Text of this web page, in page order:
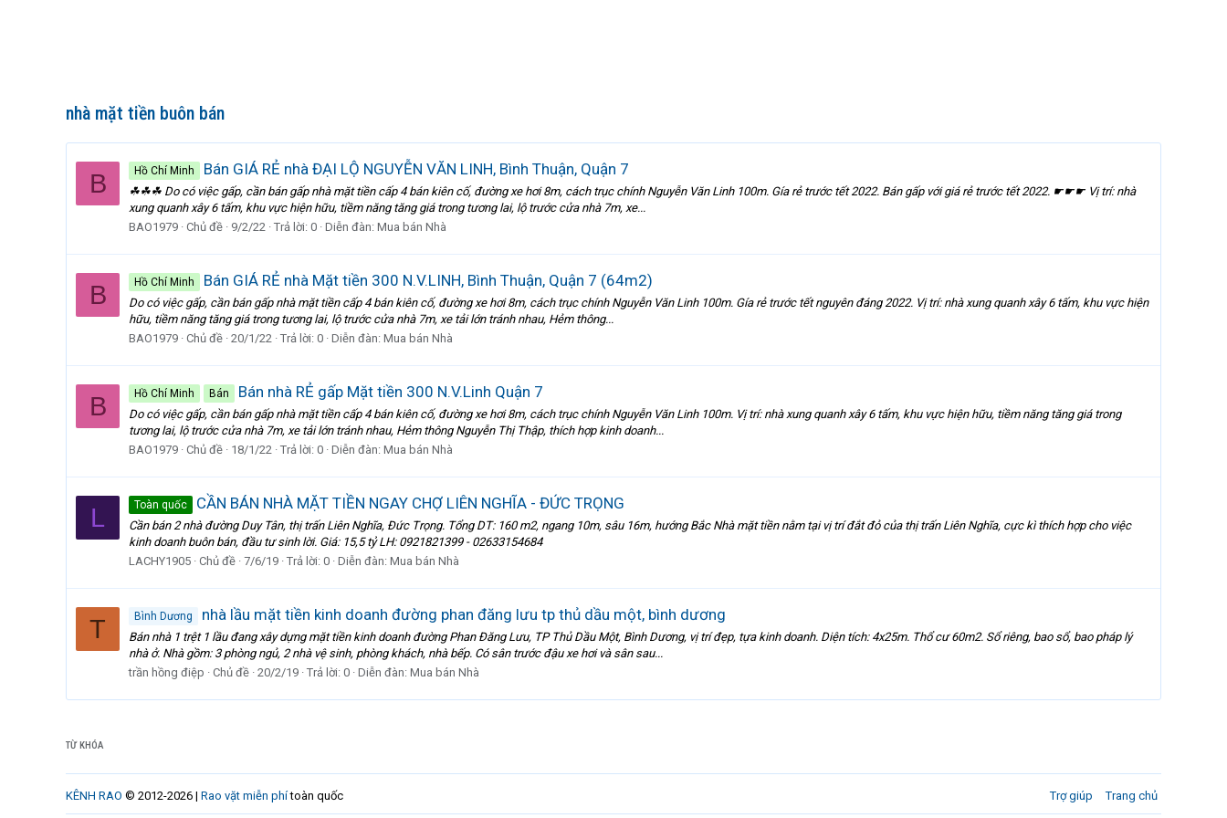
nhà mặt tiền buôn bán
B Hồ Chí Minh Bán GIÁ RẺ nhà ĐẠI LỘ NGUYỄN VĂN LINH, Bình Thuận, Quận 7
☘☘☘ Do có việc gấp, cần bán gấp nhà mặt tiền cấp 4 bán kiên cố, đường xe hơi 8m, cách trục chính Nguyễn Văn Linh 100m. Gía rẻ trước tết 2022. Bán gấp với giá rẻ trước tết 2022. ☛☛☛ Vị trí: nhà
xung quanh xây 6 tấm, khu vực hiện hữu, tiềm năng tăng giá trong tương lai, lộ trước cửa nhà 7m, xe...
BAO1979 Chủ đề 9/2/22 Trả lời: 0 Diễn đàn: Mua bán Nhà
B Hồ Chí Minh Bán GIÁ RẺ nhà Mặt tiền 300 N.V.LINH, Bình Thuận, Quận 7 (64m2)
Do có việc gấp, cần bán gấp nhà mặt tiền cấp 4 bán kiên cố, đường xe hơi 8m, cách trục chính Nguyễn Văn Linh 100m. Gía rẻ trước tết nguyên đáng 2022. Vị trí: nhà xung quanh xây 6 tấm, khu vực hiện
hữu, tiềm năng tăng giá trong tương lai, lộ trước cửa nhà 7m, xe tải lớn tránh nhau, Hẻm thông...
BAO1979 Chủ đề 20/1/22 Trả lời: 0 Diễn đàn: Mua bán Nhà
B Hồ Chí Minh Bán Bán nhà RẺ gấp Mặt tiền 300 N.V.Linh Quận 7
Do có việc gấp, cần bán gấp nhà mặt tiền cấp 4 bán kiên cố, đường xe hơi 8m, cách trục chính Nguyễn Văn Linh 100m. Vị trí: nhà xung quanh xây 6 tấm, khu vực hiện hữu, tiềm năng tăng giá trong
tương lai, lộ trước cửa nhà 7m, xe tải lớn tránh nhau, Hẻm thông Nguyễn Thị Thập, thích hợp kinh doanh...
BAO1979 Chủ đề 18/1/22 Trả lời: 0 Diễn đàn: Mua bán Nhà
L Toàn quốc CẦN BÁN NHÀ MẶT TIỀN NGAY CHỢ LIÊN NGHĨA - ĐỨC TRỌNG
Cần bán 2 nhà đường Duy Tân, thị trấn Liên Nghĩa, Đức Trọng. Tổng DT: 160 m2, ngang 10m, sâu 16m, hướng Bắc Nhà mặt tiền nằm tại vị trí đắt đỏ của thị trấn Liên Nghĩa, cực kì thích hợp cho việc
kinh doanh buôn bán, đầu tư sinh lời. Giá: 15,5 tỷ LH: 0921821399 - 02633154684
LACHY1905 Chủ đề 7/6/19 Trả lời: 0 Diễn đàn: Mua bán Nhà
T Bình Dương nhà lầu mặt tiền kinh doanh đường phan đăng lưu tp thủ dầu một, bình dương
Bán nhà 1 trệt 1 lầu đang xây dựng mặt tiền kinh doanh đường Phan Đăng Lưu, TP Thủ Dầu Một, Bình Dương, vị trí đẹp, tựa kinh doanh. Diện tích: 4x25m. Thổ cư 60m2. Sổ riêng, bao sổ, bao pháp lý
nhà ở. Nhà gồm: 3 phòng ngủ, 2 nhà vệ sinh, phòng khách, nhà bếp. Có sân trước đậu xe hơi và sân sau...
trần hồng điệp
Chủ đề 20/2/19 Trả lời: 0 Diễn đàn: Mua bán Nhà
TỪ KHÓA
Trợ giúp Trang chủ
KÊNH RAO © 2012-2026 | Rao vặt miễn phítoàn quốc